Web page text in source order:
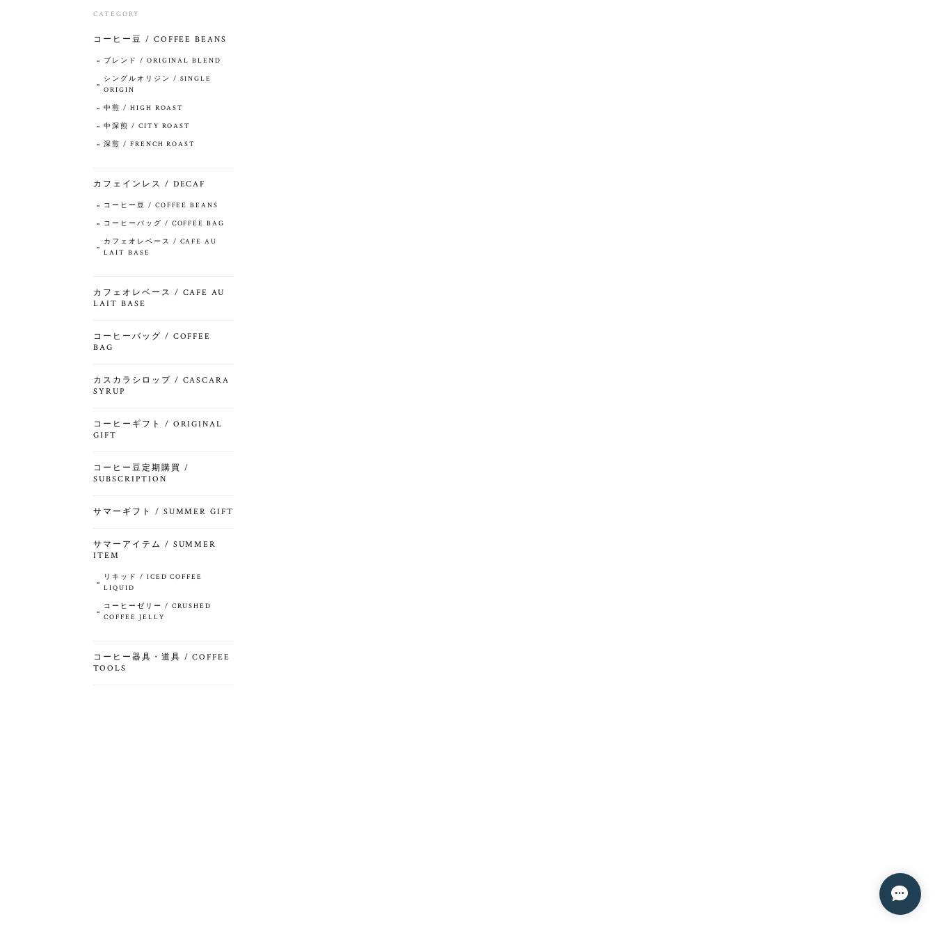
CATEGORY
コーヒー豆 / COFFEE BEANS
ブレンド / ORIGINAL BLEND
シングルオリジン / SINGLE
ORIGIN
中煎 / HIGH ROAST
中深煎 / CITY ROAST
深煎 / FRENCH ROAST
カフェインレス / DECAF
コーヒー豆 / COFFEE BEANS
コーヒーバッグ / COFFEE BAG
カフェオレベース / CAFE AU
LAIT BASE
カフェオレベース / CAFE AU
LAIT BASE
コーヒーバッグ / COFFEE
BAG
カスカラシロップ / CASCARA
SYRUP
コーヒーギフト / ORIGINAL
GIFT
コーヒー豆定期購買 /
SUBSCRIPTION
サマーギフト / SUMMER GIFT
サマーアイテム / SUMMER
ITEM
リキッド / ICED COFFEE
LIQUID
コーヒーゼリー / CRUSHED
COFFEE JELLY
コーヒー器具・道具 / COFFEE
TOOLS